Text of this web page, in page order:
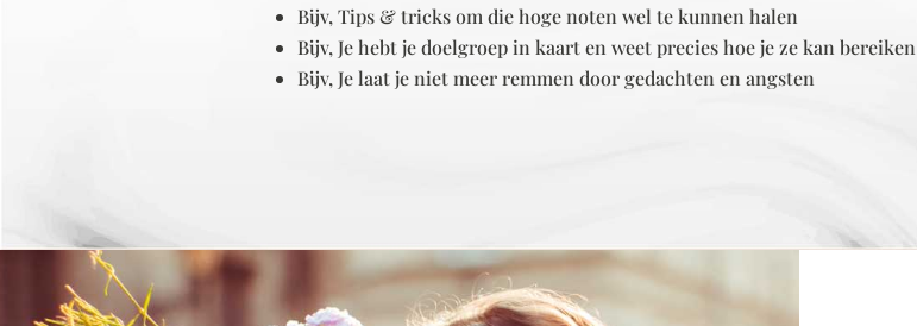
Bijv, Tips & tricks om die hoge noten wel te kunnen halen
Bijv, Je hebt je doelgroep in kaart en weet precies hoe je ze kan bereiken
Bijv, Je laat je niet meer remmen door gedachten en angsten